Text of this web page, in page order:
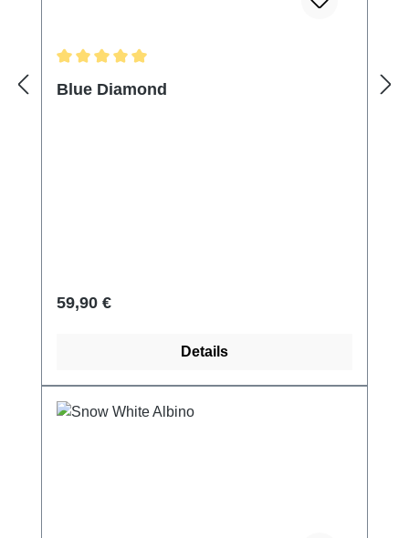
Blue Diamond
Regulärer Preis:
59,90 €
Details